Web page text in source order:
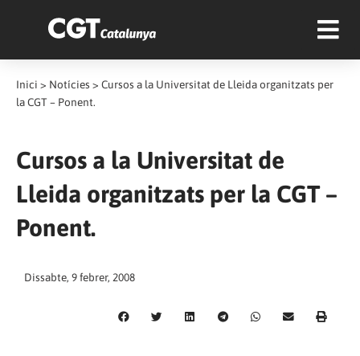
Inici > Notícies > Cursos a la Universitat de Lleida organitzats per
la CGT – Ponent.
Cursos a la Universitat de
Lleida organitzats per la CGT –
Ponent.
Dissabte, 9 febrer, 2008